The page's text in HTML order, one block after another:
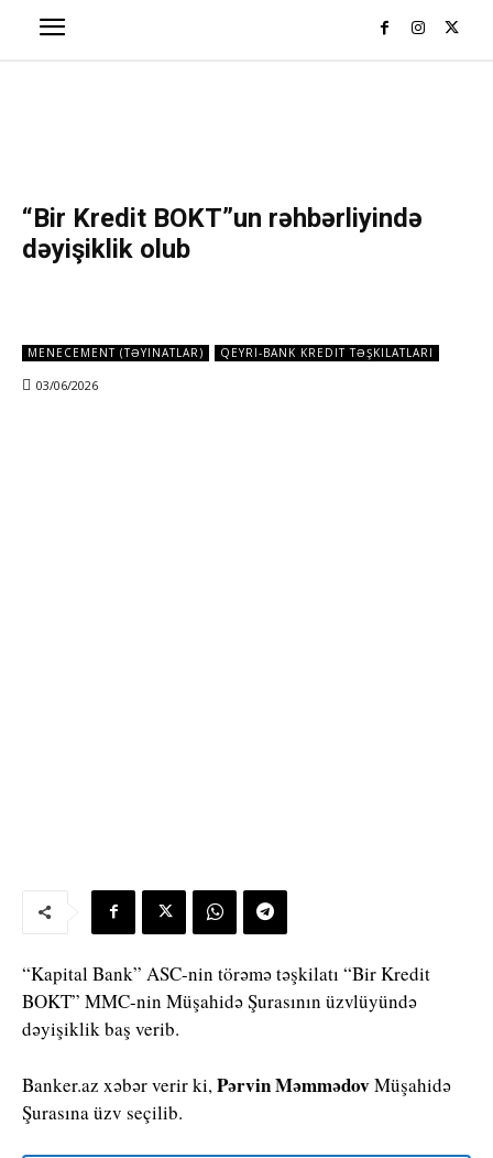
“Bir Kredit BOKT”un rəhbərliyində
dəyişiklik olub
MENECEMENT (TƏYINATLAR) QEYRI-BANK KREDIT TƏŞKILATLARI
03/06/2026
“Kapital Bank” ASC-nin törəmə təşkilatı “Bir Kredit
BOKT” MMC-nin Müşahidə Şurasının üzvlüyündə
dəyişiklik baş verib.
Banker.az xəbər verir ki,Pərvin MəmmədovMüşahidə
Şurasına üzv seçilib.